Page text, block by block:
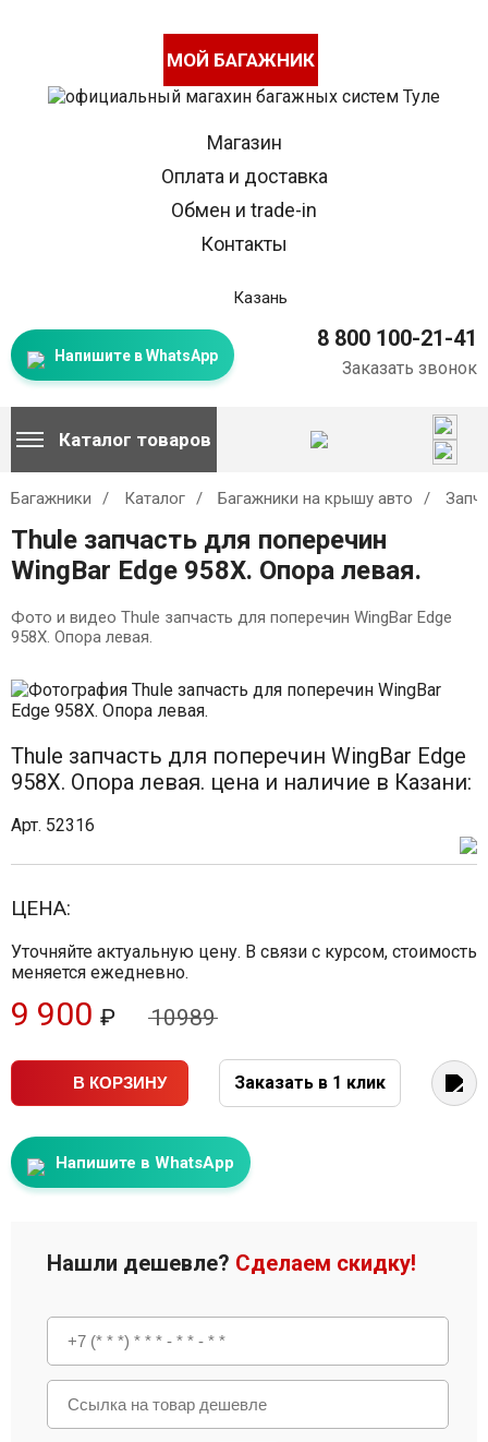
МОЙ БАГАЖНИК
Магазин
Оплата и доставка
Обмен и trade-in
Контакты
Казань
Напишите в WhatsApp
8 800 100-21-41
Заказать звонок
Каталог товаров
Багажники Каталог Багажники на крышу авто
Thule запчасть для поперечин
WingBar Edge 958X. Опора левая.
Фото и видео Thule запчасть для поперечин WingBar Edge
958X. Опора левая.
Thule запчасть для поперечин WingBar Edge
958X. Опора левая. цена и наличие в Казани:
Арт. 52316
ЦЕНА:
Уточняйте актуальную цену. В связи с курсом, стоимость
меняется ежедневно.
9 900 ₽ 10989
В КОРЗИНУ Заказать в 1 клик
Напишите в WhatsApp
Нашли дешевле? Сделаем скидку!